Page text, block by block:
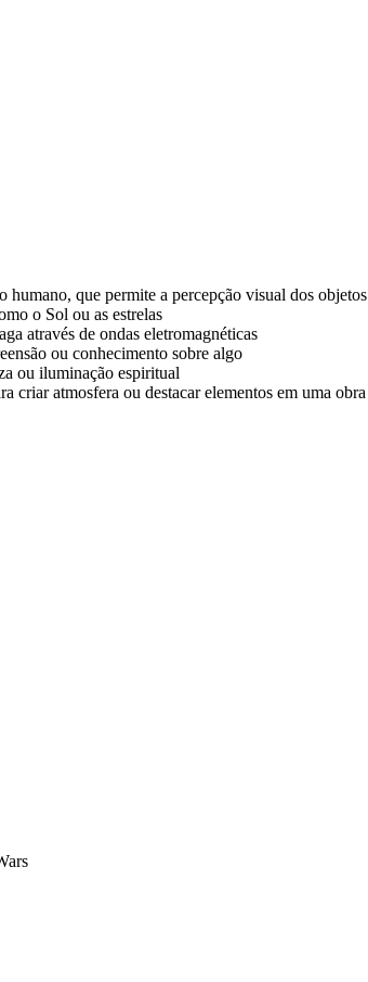
que permite a percepção visual dos objetos
o Sol ou as estrelas
através de ondas eletromagnéticas
ou conhecimento sobre algo
ou iluminação espiritual
criar atmosfera ou destacar elementos em uma obra